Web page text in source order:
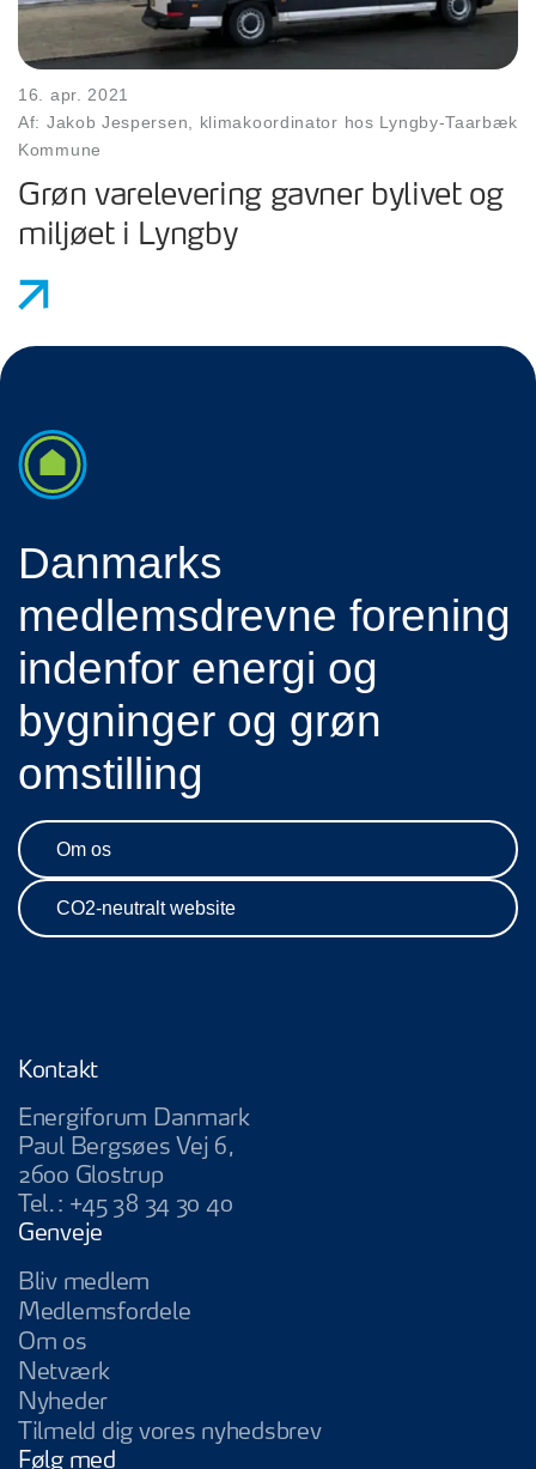
16. apr. 2021
Af: Jakob Jespersen, klimakoordinator hos Lyngby-Taarbæk
Kommune
Grøn varelevering gavner bylivet og
miljøet i Lyngby
Danmarks
medlemsdrevne forening
indenfor energi og
bygninger og grøn
omstilling
Om os
CO2-neutralt website
Kontakt
Energiforum Danmark
Paul Bergsøes Vej 6,
2600 Glostrup
Tel.: +45 38 34 30 40
Genveje
Bliv medlem
Medlemsfordele
Om os
Netværk
Nyheder
Tilmeld dig vores nyhedsbrev
Følg med